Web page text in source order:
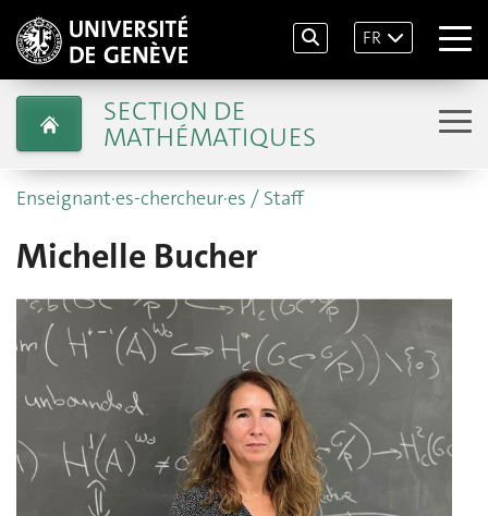
FR
SECTION DE
MATHÉMATIQUES
Enseignant·es-chercheur·es / Staff
Michelle Bucher